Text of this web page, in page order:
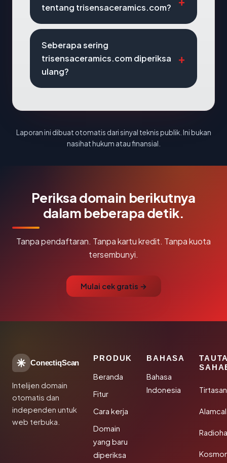
tentang trisensaceramics.com?
Seberapa sering
trisensaceramics.com diperiksa
ulang?
Laporan ini dibuat otomatis dari sinyal teknis publik. Ini bukan
nasihat hukum atau finansial.
Periksa domain berikutnya
dalam beberapa detik.
Tanpa pendaftaran. Tanpa kartu kredit. Tanpa kuota
tersembunyi.
Mulai cek gratis →
ConectiqScan
Intelijen domain
otomatis dan
independen untuk
web terbuka.
PRODUK
Beranda
Fitur
Cara kerja
Domain
yang baru
diperiksa
BAHASA
Bahasa
Indonesia